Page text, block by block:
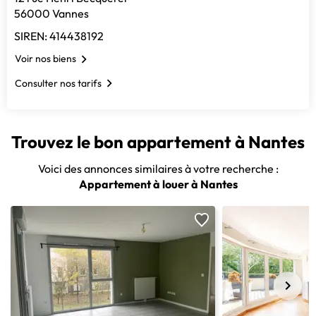
56000 Vannes
SIREN: 414438192
Voir nos biens
Consulter nos tarifs
Trouvez le bon appartement à Nantes
Voici des annonces similaires à votre recherche :
Appartement à louer à Nantes